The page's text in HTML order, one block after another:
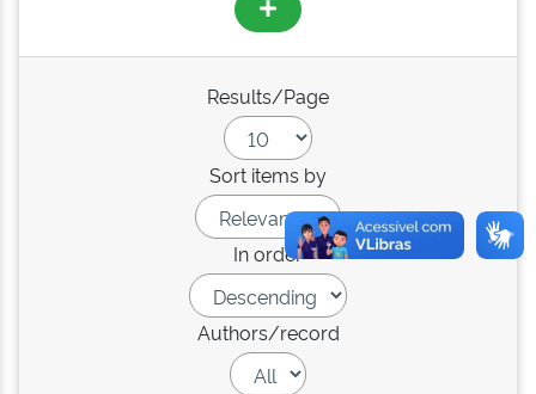
Results/Page
Sort items by
In order
Authors/record